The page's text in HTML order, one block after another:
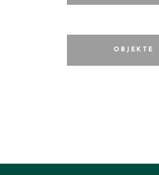
OBJEKTE